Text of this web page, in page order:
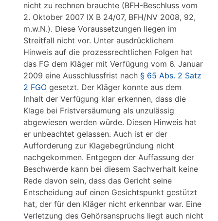
nicht zu rechnen brauchte (BFH-Beschluss vom
2. Oktober 2007 IX B 24/07, BFH/NV 2008, 92,
m.w.N.). Diese Voraussetzungen liegen im
Streitfall nicht vor. Unter ausdrücklichem
Hinweis auf die prozessrechtlichen Folgen hat
das FG dem Kläger mit Verfügung vom 6. Januar
2009 eine Ausschlussfrist nach § 65 Abs. 2 Satz
2 FGO gesetzt. Der Kläger konnte aus dem
Inhalt der Verfügung klar erkennen, dass die
Klage bei Fristversäumung als unzulässig
abgewiesen werden würde. Diesen Hinweis hat
er unbeachtet gelassen. Auch ist er der
Aufforderung zur Klagebegründung nicht
nachgekommen. Entgegen der Auffassung der
Beschwerde kann bei diesem Sachverhalt keine
Rede davon sein, dass das Gericht seine
Entscheidung auf einen Gesichtspunkt gestützt
hat, der für den Kläger nicht erkennbar war. Eine
Verletzung des Gehörsanspruchs liegt auch nicht